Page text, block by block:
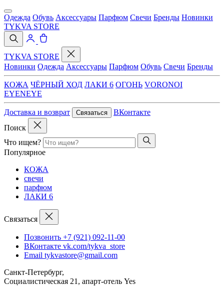
Одежда Обувь Аксессуары Парфюм Свечи Бренды Новинки
TYKVA STORE
TYKVA STORE
Новинки Одежда Аксессуары Парфюм Обувь Свечи Бренды
КОЖА ЧЁРНЫЙ ХОД ЛАКИ 6 ОГОНЬ VORONOI
EYENEYE
Доставка и возврат Связаться
ВКонтакте
Поиск
Что ищем?
Популярное
КОЖА
свечи
парфюм
ЛАКИ 6
Связаться
Позвонить +7 (921) 092-11-00
ВКонтакте vk.com/tykva_store
Email tykvastore@gmail.com
Санкт-Петербург,
Социалистическая 21, апарт-отель Yes